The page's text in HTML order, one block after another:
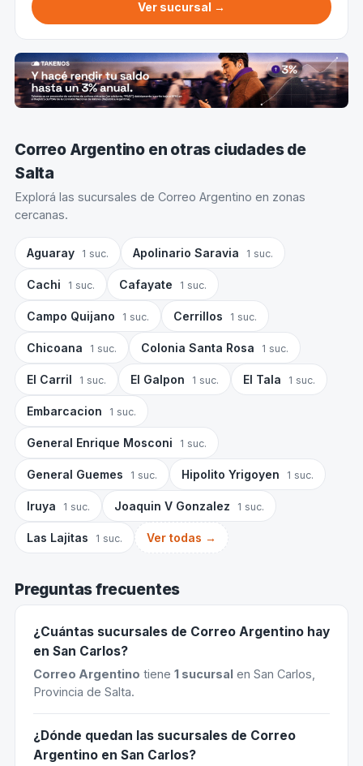
Ver sucursal →
Correo Argentino en otras ciudades de
Salta
Explorá las sucursales de Correo Argentino en zonas
cercanas.
Aguaray 1 suc. Apolinario Saravia 1 suc.
Cachi 1 suc. Cafayate 1 suc.
Campo Quijano 1 suc. Cerrillos 1 suc.
Chicoana 1 suc. Colonia Santa Rosa 1 suc.
El Carril 1 suc. El Galpon 1 suc. El Tala 1 suc.
Embarcacion 1 suc.
General Enrique Mosconi 1 suc.
General Guemes 1 suc. Hipolito Yrigoyen 1 suc.
Iruya 1 suc. Joaquin V Gonzalez 1 suc.
Las Lajitas 1 suc. Ver todas →
Preguntas frecuentes
¿Cuántas sucursales de Correo Argentino hay
en San Carlos?
Correo Argentino tiene 1 sucursal en San Carlos,
Provincia de Salta.
¿Dónde quedan las sucursales de Correo
Argentino en San Carlos?